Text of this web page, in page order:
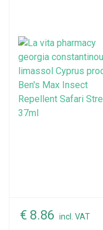
€ 8.86 incl. VAT